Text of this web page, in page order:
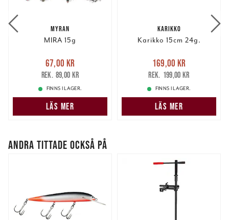
MYRAN
MIRA 15g
Nuvarande pris
67,00 krTidigare pris
89,00 kr
67,00 kr
89,00 kr
FINNS I LAGER.
LÄS MER
KARIKKO
Karikko 15cm 24g.
Nuvarande pris
169,00 krTidigare pris
199,00 kr
169,00 kr
199,00 kr
FINNS I LAGER.
LÄS MER
ANDRA TITTADE OCKSÅ PÅ